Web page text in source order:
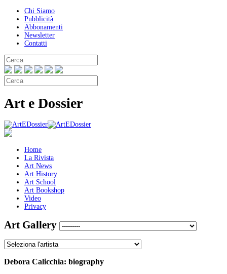
Chi Siamo
Pubblicità
Abbonamenti
Newsletter
Contatti
Art e Dossier
Home
La Rivista
Art News
Art History
Art School
Art Bookshop
Video
Privacy
Art Gallery
Debora Calicchia: biography